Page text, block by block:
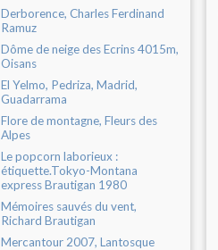
Derborence, Charles Ferdinand
Ramuz
Dôme de neige des Ecrins 4015m,
Oisans
El Yelmo, Pedriza, Madrid,
Guadarrama
Flore de montagne, Fleurs des
Alpes
Le popcorn laborieux :
étiquette.Tokyo-Montana
express Brautigan 1980
Mémoires sauvés du vent,
Richard Brautigan
Mercantour 2007, Lantosque